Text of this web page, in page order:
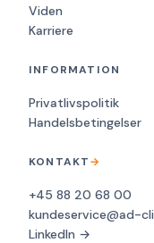
Viden
Karriere
INFORMATION
Privatlivspolitik
Handelsbetingelser
KONTAKT→
+45 88 20 68 00
kundeservice@ad-
LinkedIn →